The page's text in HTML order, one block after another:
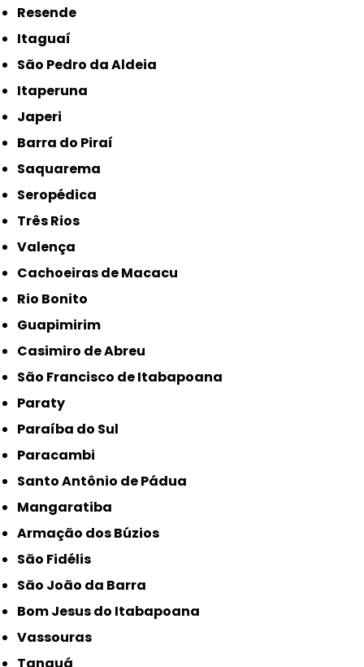
Resende
Itaguaí
São Pedro da Aldeia
Itaperuna
Japeri
Barra do Piraí
Saquarema
Seropédica
Três Rios
Valença
Cachoeiras de Macacu
Rio Bonito
Guapimirim
Casimiro de Abreu
São Francisco de Itabapoana
Paraty
Paraíba do Sul
Paracambi
Santo Antônio de Pádua
Mangaratiba
Armação dos Búzios
São Fidélis
São João da Barra
Bom Jesus do Itabapoana
Vassouras